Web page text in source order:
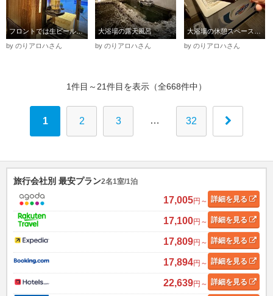
フロントでは生ビールのサービスも
by のりアロハさん
大浴場の露天風呂
by のりアロハさん
大浴場の休憩スペースのアイスサービス
by のりアロハさん
1件目～21件目を表示（全668件中）
1 2 3 … 32
旅行会社別 最安プラン2名1室/1泊
17,005円～ 詳細を見る
17,100円～ 詳細を見る
17,809円～ 詳細を見る
17,894円～ 詳細を見る
22,639円～ 詳細を見る